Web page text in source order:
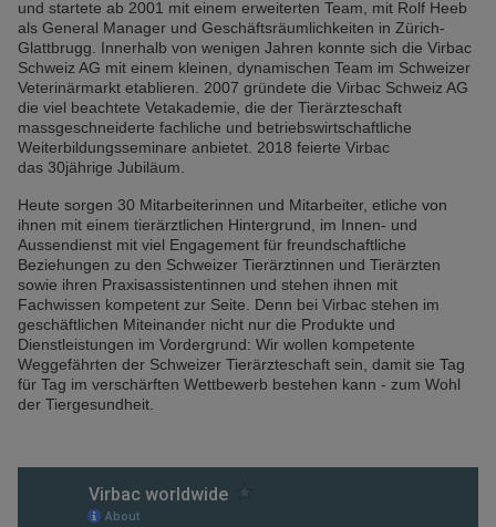
und startete ab 2001 mit einem erweiterten Team, mit Rolf Heeb
als General Manager und Geschäftsräumlichkeiten in Zürich-
Glattbrugg. Innerhalb von wenigen Jahren konnte sich die Virbac
Schweiz AG mit einem kleinen, dynamischen Team im Schweizer
Veterinärmarkt etablieren. 2007 gründete die Virbac Schweiz AG
die viel beachtete Vetakademie, die der Tierärzteschaft
massgeschneiderte fachliche und betriebswirtschaftliche
Weiterbildungsseminare anbietet. 2018 feierte Virbac
das 30jährige Jubiläum.
Heute sorgen 30 Mitarbeiterinnen und Mitarbeiter, etliche von
ihnen mit einem tierärztlichen Hintergrund, im Innen- und
Aussendienst mit viel Engagement für freundschaftliche
Beziehungen zu den Schweizer Tierärztinnen und Tierärzten
sowie ihren Praxisassistentinnen und stehen ihnen mit
Fachwissen kompetent zur Seite. Denn bei Virbac stehen im
geschäftlichen Miteinander nicht nur die Produkte und
Dienstleistungen im Vordergrund: Wir wollen kompetente
Weggefährten der Schweizer Tierärzteschaft sein, damit sie Tag
für Tag im verschärften Wettbewerb bestehen kann - zum Wohl
der Tiergesundheit.